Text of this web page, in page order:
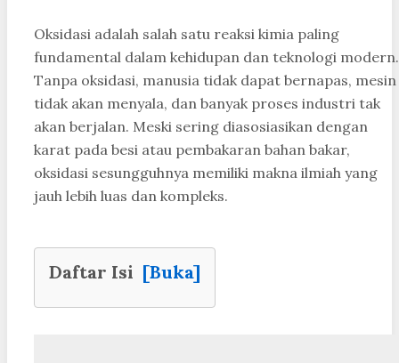
Oksidasi adalah salah satu reaksi kimia paling
fundamental dalam kehidupan dan teknologi modern.
Tanpa oksidasi, manusia tidak dapat bernapas, mesin
tidak akan menyala, dan banyak proses industri tak
akan berjalan. Meski sering diasosiasikan dengan
karat pada besi atau pembakaran bahan bakar,
oksidasi sesungguhnya memiliki makna ilmiah yang
jauh lebih luas dan kompleks.
Daftar Isi [Buka]